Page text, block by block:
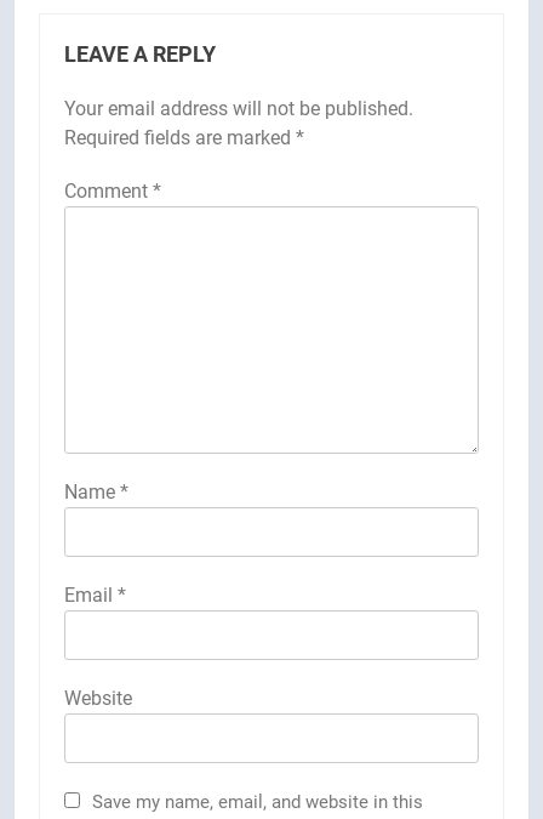
LEAVE A REPLY
Your email address will not be published.
Required fields are marked *
Comment *
Name *
Email *
Website
Save my name, email, and website in this